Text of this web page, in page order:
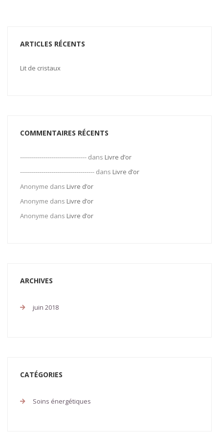
ARTICLES RÉCENTS
Lit de cristaux
COMMENTAIRES RÉCENTS
---------------------------------- dans Livre d’or
-------------------------------------- dans Livre d’or
Anonyme dans Livre d’or
Anonyme dans Livre d’or
Anonyme dans Livre d’or
ARCHIVES
juin 2018
CATÉGORIES
Soins énergétiques